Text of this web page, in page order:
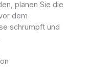
planen Sie die
dem
schrumpft und